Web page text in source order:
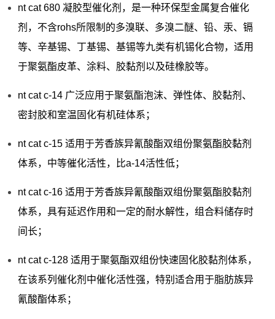
nt cat 680 凝胶型催化剂，是一种环保型金属复合催化
剂，不含rohs所限制的多溴联、多溴二醚、铅、汞、镉
等、辛基锡、丁基锡、基锡等九类有机锡化合物，适用
于聚氨酯皮革、涂料、胶黏剂以及硅橡胶等。
nt cat c-14 广泛应用于聚氨酯泡沫、弹性体、胶黏剂、
密封胶和室温固化有机硅体系；
nt cat c-15 适用于芳香族异氰酸酯双组份聚氨酯胶黏剂
体系，中等催化活性，比a-14活性低；
nt cat c-16 适用于芳香族异氰酸酯双组份聚氨酯胶黏剂
体系，具有延迟作用和一定的耐水解性，组合料储存时
间长；
nt cat c-128 适用于聚氨酯双组份快速固化胶黏剂体系，
在该系列催化剂中催化活性强，特别适合用于脂肪族异
氰酸酯体系；